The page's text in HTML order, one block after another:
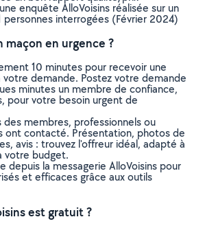
enquête AlloVoisins réalisée sur un
personnes interrogées (Février 2024)
maçon en urgence ?
10 minutes pour recevoir une
demande. Postez votre demande
minutes un membre de confiance,
pour votre besoin urgent de
des membres, professionnels ou
ont contacté. Présentation, photos de
avis : trouvez l'offreur idéal, adapté à
votre budget.
depuis la messagerie AlloVoisins pour
et efficaces grâce aux outils
est gratuit ?